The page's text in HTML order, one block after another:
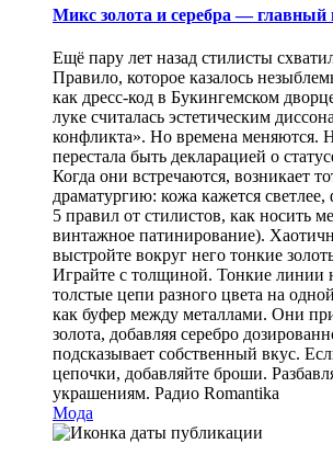
Микс золота и серебра —
Ещё пару лет назад стилисты
Правило, которое казалось
как дресс-код в Букингемском
луке считалась эстетическим
конфликта». Но времена меняются.
перестала быть декларацией о
Когда они встречаются, возникает
драматургию: кожа кажется
5 правил от стилистов, как носить
винтажное патинирование).
выстройте вокруг него тонкие
Играйте с толщиной. Тонкие линии
толстые цепи разного цвета на
как буфер между металлами. Они
золота, добавляя серебро
подсказывает собственный вкус.
цепочки, добавляйте броши.
украшениям. Радио Romantika
Мода